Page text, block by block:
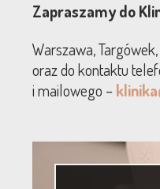
Zapraszamy do
Warszawa, Targówek,
oraz do kontaktu
i mailowego –